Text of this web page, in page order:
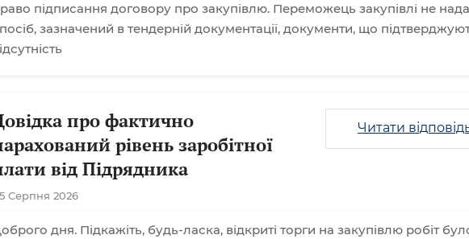
підписання договору про закупівлю. Переможець закупівлі не
зазначений в тендерній документації, документи, що
про фактично
рівень заробітної
від Підрядника
Серпня 2026
Читати
дня. Підкажіть, будь-ласка, відкриті торги на закупівлю робіт